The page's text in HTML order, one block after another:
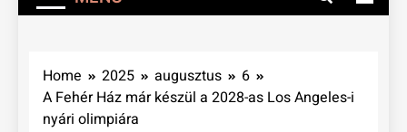
Home 2025 augusztus
6
A Fehér Ház már készül a 2028-as Los Angeles-i
nyári olimpiára